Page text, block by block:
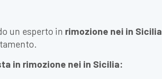
un esperto in rimozione nei in Sicilia
in rimozione nei in Sicilia: